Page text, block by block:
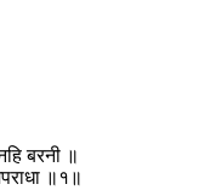
बरनी ॥
॥१॥